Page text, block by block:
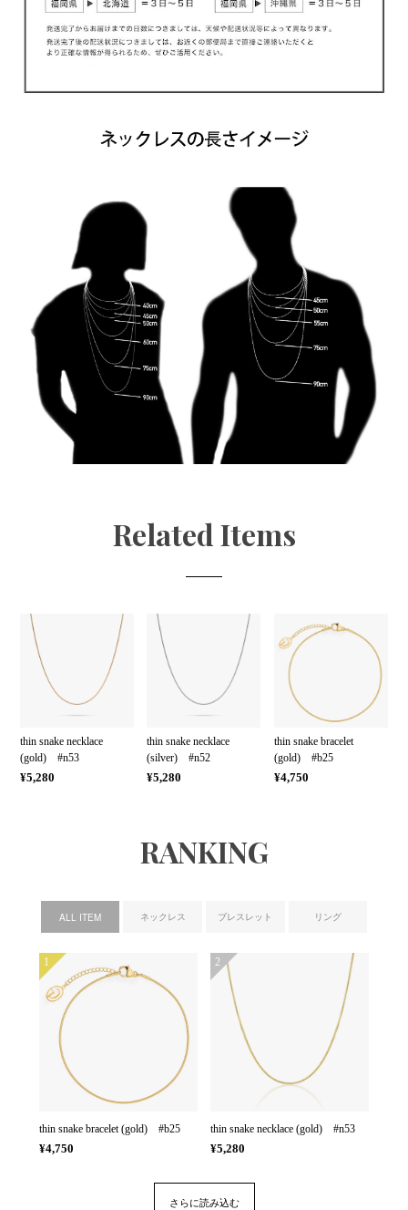
Related Items
thin snake necklace
(gold) #n53
¥5,280
thin snake necklace
(silver) #n52
¥5,280
thin snake bracelet
(gold) #b25
¥4,750
RANKING
ALL ITEM ネックレス ブレスレット リング
1
thin snake bracelet (gold) #b25
¥4,750
2
thin snake necklace (gold) #n53
¥5,280
さらに読み込む